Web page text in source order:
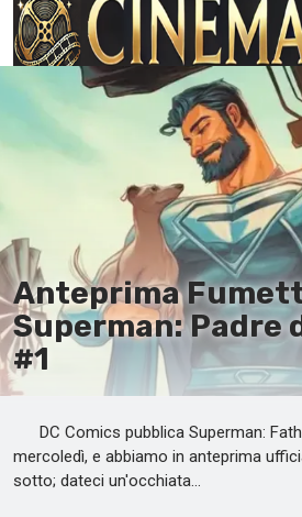
Pagina principale
It
Anteprima
Superman: Padre
#1
DC Comics pubblica Superman:
mercoledì, e abbiamo in anteprima
sotto; dateci un'occhiata…